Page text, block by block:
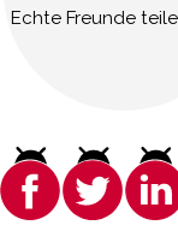
Echte Freunde